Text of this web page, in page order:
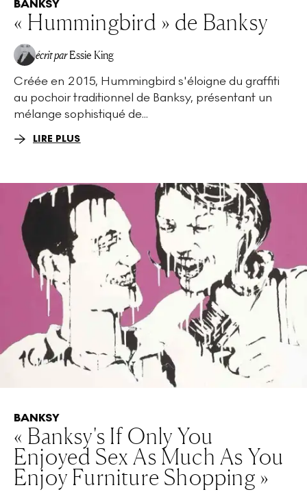
BANKSY
« Hummingbird » de Banksy
écrit par Essie King
Créée en 2015, Hummingbird s'éloigne du graffiti
au pochoir traditionnel de Banksy, présentant un
mélange sophistiqué de...
LIRE PLUS
BANKSY
« Banksy's If Only You
Enjoyed Sex As Much As You
Enjoy Furniture Shopping »